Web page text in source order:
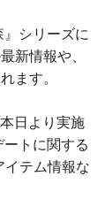
』シリーズに
新情報や、
ます。
日より実施
トに関する
テム情報な